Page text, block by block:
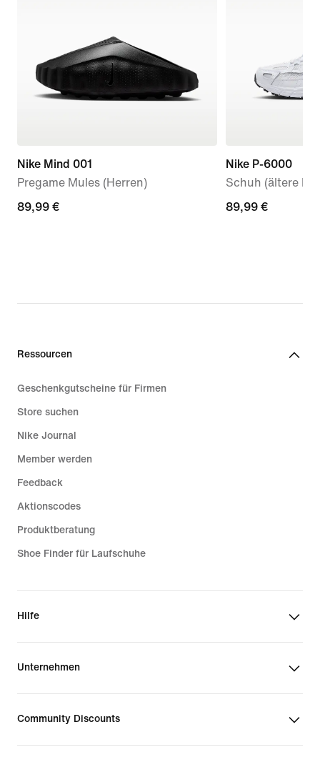
Nike Mind 001
Pregame Mules (Herren)
89,99 €
89,99 €
Nike P-6000
Schuh (ältere
89,99 €
89,99 €
Ressourcen
Geschenkgutscheine für Firmen
Store suchen
Nike Journal
Member werden
Feedback
Aktionscodes
Produktberatung
Shoe Finder für Laufschuhe
Hilfe
Unternehmen
Community Discounts